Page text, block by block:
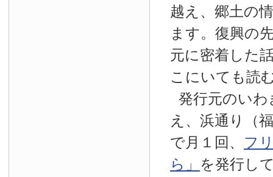
越え、郷土の
ます。復興の
元に密着した
こにいても読
発行元のいわ
え、浜通り（
で月１回、 フ
ら」 を発行し